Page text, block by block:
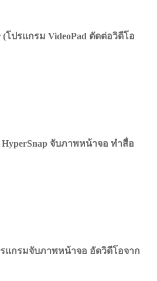
(โปรแกรม VideoPad ตัดต่อวิดีโอ
จับภาพหน้าจอ ทำสื่อ
รแกรมจับภาพหน้าจอ อัดวิดีโอจาก